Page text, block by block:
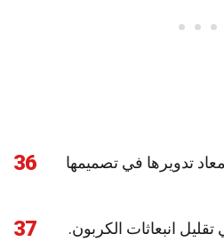
36
تدويرها في تصميمها
37 انبعاثات الكربون.